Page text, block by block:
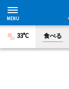
33°C 食べる